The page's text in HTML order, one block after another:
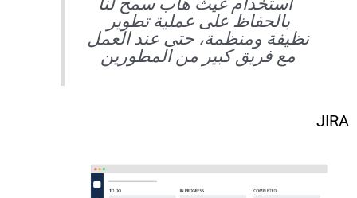
بالحفاظ على عملية تطوير
نظيفة ومنظمة، حتى عند العمل
مع فريق كبير من المطورين
JIRA